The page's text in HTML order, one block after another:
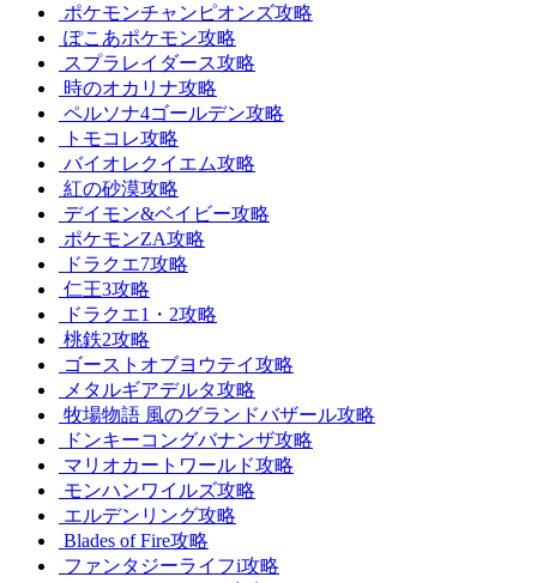
ポケモンチャンピオンズ攻略
ぽこあポケモン攻略
スプラレイダース攻略
時のオカリナ攻略
ペルソナ4ゴールデン攻略
トモコレ攻略
バイオレクイエム攻略
紅の砂漠攻略
デイモン&ベイビー攻略
ポケモンZA攻略
ドラクエ7攻略
仁王3攻略
ドラクエ1・2攻略
桃鉄2攻略
ゴーストオブヨウテイ攻略
メタルギアデルタ攻略
牧場物語 風のグランドバザール攻略
ドンキーコングバナンザ攻略
マリオカートワールド攻略
モンハンワイルズ攻略
エルデンリング攻略
Blades of Fire攻略
ファンタジーライフi攻略